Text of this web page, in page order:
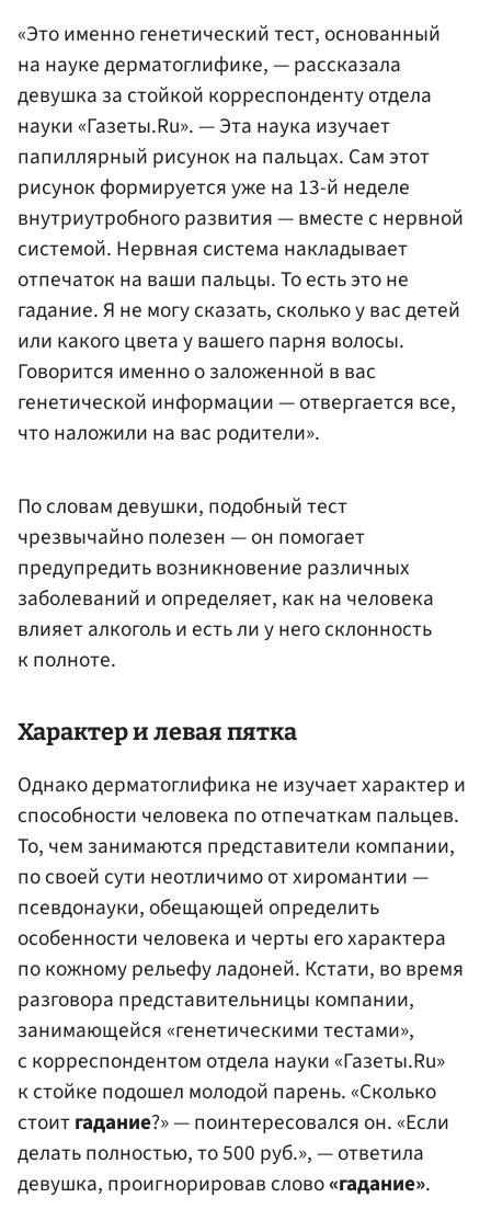
«Это именно генетический тест, основанный
на науке дерматоглифике, — рассказала
девушка за стойкой корреспонденту отдела
науки «Газеты.Ru». — Эта наука изучает
папиллярный рисунок на пальцах. Сам этот
рисунок формируется уже на 13-й неделе
внутриутробного развития — вместе с нервной
системой. Нервная система накладывает
отпечаток на ваши пальцы. То есть это не
гадание. Я не могу сказать, сколько у вас детей
или какого цвета у вашего парня волосы.
Говорится именно о заложенной в вас
генетической информации — отвергается все,
что наложили на вас родители».
По словам девушки, подобный тест
чрезвычайно полезен — он помогает
предупредить возникновение различных
заболеваний и определяет, как на человека
влияет алкоголь и есть ли у него склонность
к полноте.
Характер и левая пятка
Однако дерматоглифика не изучает характер и
способности человека по отпечаткам пальцев.
То, чем занимаются представители компании,
по своей сути неотличимо от хиромантии —
псевдонауки, обещающей определить
особенности человека и черты его характера
по кожному рельефу ладоней. Кстати, во время
разговора представительницы компании,
занимающейся «генетическими тестами»,
с корреспондентом отдела науки «Газеты.Ru»
к стойке подошел молодой парень. «Сколько
стоитгадание?» — поинтересовался он. «Если
делать полностью, то 500 руб.», — ответила
девушка, проигнорировав слово«гадание».